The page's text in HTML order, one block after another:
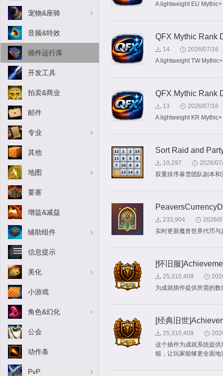
宠物&座骑
音频&特效
插件运行库
开发工具
拍卖&商业
邮件
专业
其他
地图
要塞
增益&减益
辅助组件
信息提示
美化
小游戏
角色&幻化
公会
动作条
PvP
A lightweight EU
QFX Mythic Rank
14
2026/07/16
A lightweight TW
QFX Mythic Rank
13
2026/07/16
A lightweight KR
Sort Raid and
10,297
2026/
双重排序暴雪团队副本
233,904
2026/
实时更新魔兽世界代币
[怀旧服
25,310,409
为成就插件提供所需的
[经典旧世
25,310,409
这个插件为成就系统提
能，让玩家能够更全面